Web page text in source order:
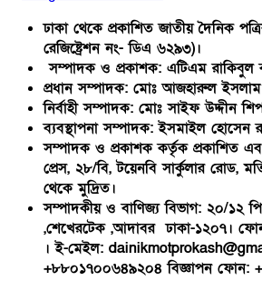
ঢাকা থেকে প্রকাশিত জাতীয় দৈনিক
রেজিষ্ট্রেশন নং- ডিএ ৬২৯৩)।
সম্পাদক ও প্রকাশক: এটিএম রাকিবুল
প্রধান সম্পাদক: মোঃ আজহারুল ইসলাম
নির্বাহী সম্পাদক: মোঃ সাইফ উদ্দীন
ব্যবস্থাপনা সম্পাদক: ইসমাইল হোসেন
সম্পাদক ও প্রকাশক কর্তৃক প্রকাশিত
প্রেস, ২৮/বি, টয়েনবি সার্কুলার রোড,
থেকে মুদ্রিত।
সম্পাদকীয় ও বাণিজ্য বিভাগ: ২০/১২
,শেখেরটেক ,আদাবর ঢাকা-১২০৭।
। ই-মেইল:
+৮৮০১৭০০৬৪৯২০৪ বিজ্ঞাপন ফোন: